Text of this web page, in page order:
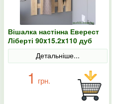
Вішалка настінна Еверест
Ліберті 90x15.2x110 дуб
крафт золотий
Детальніше...
1 грн.